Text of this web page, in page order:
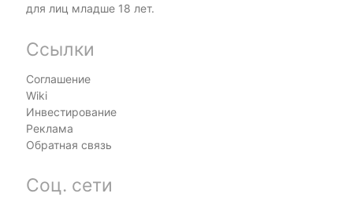
для лиц младше 18 лет.
Ссылки
Соглашение
Wiki
Инвестирование
Реклама
Обратная связь
Соц. сети